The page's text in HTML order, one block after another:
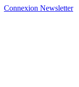
Connexion Newsletter